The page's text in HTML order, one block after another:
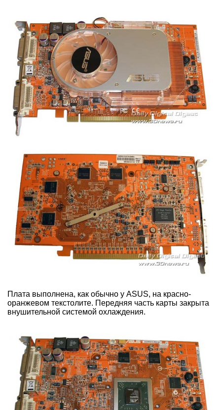
Плата выполнена, как обычно у ASUS, на красно-
оранжевом текстолите. Передняя часть карты закрыта
внушительной системой охлаждения.